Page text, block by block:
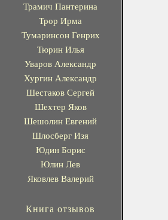
Трамич Пантерина
Трор Ирма
Тумаринсон Генрих
Тюрин Илья
Уваров Александр
Хургин Александр
Шестаков Сергей
Шехтер Яков
Шешолин Евгений
Шлосберг Изя
Юдин Борис
Юлин Лев
Яковлев Валерий
Книга отзывов